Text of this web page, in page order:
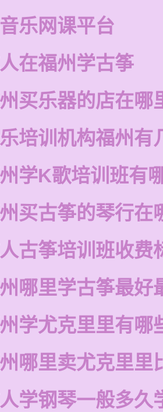
乐网课平台
在福州学古筝
买乐器的店在哪
培训机构福州有
学K歌培训班有
买古筝的琴行在
古筝培训班收费
哪里学古筝最好
学尤克里里有哪
哪里卖尤克里里
学钢琴一般多久